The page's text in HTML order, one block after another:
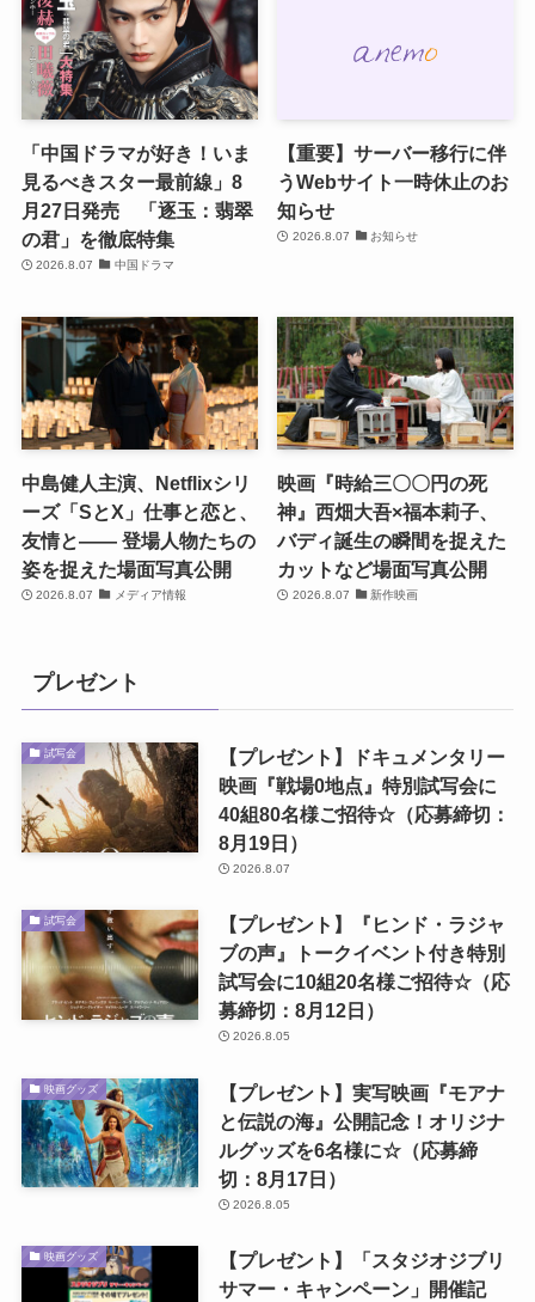
「中国ドラマが好き！いま
見るべきスター最前線」8
月27日発売 「逐玉：翡翠
の君」を徹底特集
2026.8.07 中国ドラマ
【重要】サーバー移行に伴
うWebサイト一時休止のお
知らせ
2026.8.07 お知らせ
中島健人主演、Netflixシリ
ーズ「SとX」仕事と恋と、
友情と―― 登場人物たちの
姿を捉えた場面写真公開
2026.8.07 メディア情報
映画『時給三〇〇円の死
神』西畑大吾×福本莉子、
バディ誕生の瞬間を捉えた
カットなど場面写真公開
2026.8.07 新作映画
プレゼント
試写会
【プレゼント】ドキュメンタリー
映画『戦場0地点』特別試写会に
40組80名様ご招待☆（応募締切：
8月19日）
2026.8.07
試写会
【プレゼント】『ヒンド・ラジャ
ブの声』トークイベント付き特別
試写会に10組20名様ご招待☆（応
募締切：8月12日）
2026.8.05
映画グッズ
【プレゼント】実写映画『モアナ
と伝説の海』公開記念！オリジナ
ルグッズを6名様に☆（応募締
切：8月17日）
2026.8.05
映画グッズ
【プレゼント】「スタジオジブリ
サマー・キャンペーン」開催記